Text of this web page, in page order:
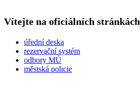
Vítejte na oficiálních stránkách
úřední deska
rezervační systém
odbory MÚ
městská policie